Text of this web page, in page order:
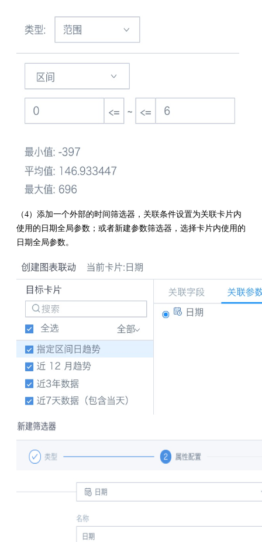
（4）添加一个外部的时间筛选器，关联条件设置为关联卡片内
使用的日期全局参数；或者新建参数筛选器，选择卡片内使用的
日期全局参数。